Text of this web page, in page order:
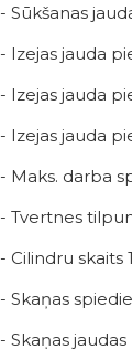
- Sūkšanas
- Izejas jauda
- Izejas jauda
- Izejas jauda
- Maks. darba
- Tvertnes
- Cilindru skaits
- Skaņas
- Skaņas